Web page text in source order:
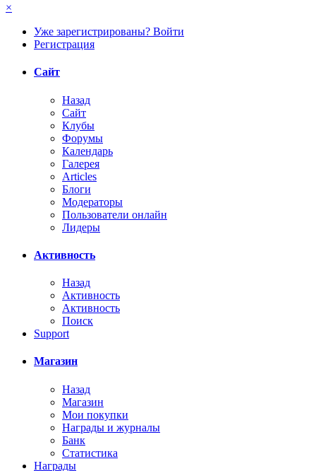
×
Уже зарегистрированы? Войти
Регистрация
Сайт
Назад
Сайт
Клубы
Форумы
Календарь
Галерея
Articles
Блоги
Модераторы
Пользователи онлайн
Лидеры
Активность
Назад
Активность
Активность
Поиск
Support
Магазин
Назад
Магазин
Мои покупки
Награды и журналы
Банк
Статистика
Награды